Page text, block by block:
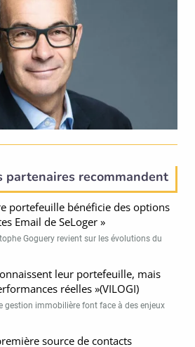
partenaires recommandent
portefeuille bénéficie des options
Email de SeLoger »
Goguery revient sur les évolutions du
leur portefeuille, mais
réelles »(VILOGI)
gestion immobilière font face à des enjeux
source de contacts